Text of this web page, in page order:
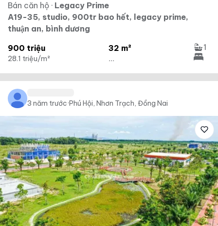
Bán căn hộ · Legacy Prime
A19-35, studio, 900tr bao hết, legacy prime,
thuận an, bình dương
900 triệu
28.1 triệu/m²
32 m²
...
1
3 năm trước·Phú Hội, Nhơn Trạch, Đồng Nai